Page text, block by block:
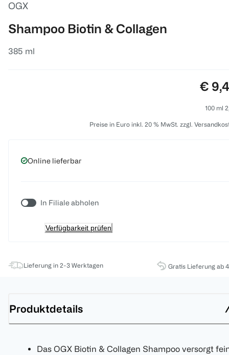
OGX
Shampoo Biotin & Collagen
385 ml
€
100 ml
Preise in Euro inkl. 20 % MwSt. zzgl.
Online lieferbar
In Filiale abholen
Verfügbarkeit prüfen
Lieferung in 2-3 Werktagen Gratis Lieferung ab
Produktdetails
Das OGX Biotin & Collagen Shampoo versorgt